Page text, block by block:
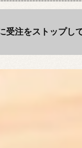
受注をストップし